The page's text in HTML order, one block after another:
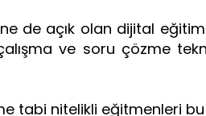
de açık olan dijital
ve soru çözme
tabi nitelikli eğitmenleri